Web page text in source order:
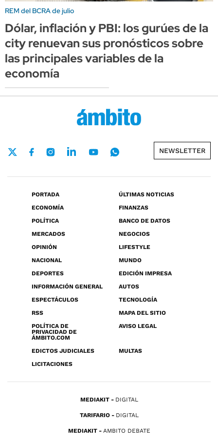
REM del BCRA de julio
Dólar, inflación y PBI: los gurúes de la
city renuevan sus pronósticos sobre
las principales variables de la
economía
NEWSLETTER
PORTADA
ÚLTIMAS NOTICIAS
ECONOMÍA
FINANZAS
POLÍTICA
BANCO DE DATOS
MERCADOS
NEGOCIOS
OPINIÓN
LIFESTYLE
NACIONAL
MUNDO
DEPORTES
EDICIÓN IMPRESA
INFORMACIÓN GENERAL
AUTOS
ESPECTÁCULOS
TECNOLOGÍA
RSS
MAPA DEL SITIO
POLÍTICA DE
PRIVACIDAD DE
ÁMBITO.COM
AVISO LEGAL
EDICTOS JUDICIALES
MULTAS
LICITACIONES
MEDIAKIT DIGITAL
TARIFARIO DIGITAL
MEDIAKIT AMBITO DEBATE